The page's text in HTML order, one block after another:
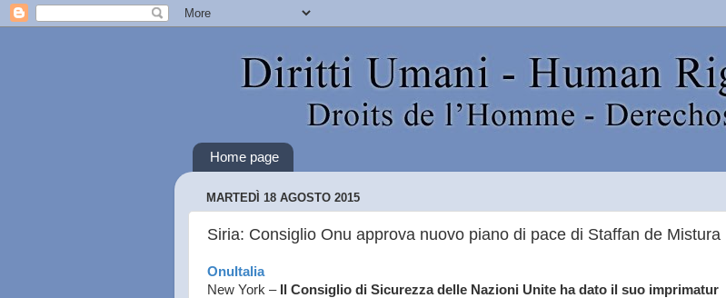
Home page
MARTEDÌ 18 AGOSTO 2015
Siria: Consiglio Onu approva nuovo piano di pace di Staffan de Mistura
OnuItalia
New York –
Il Consiglio di Sicurezza delle Nazioni Unite ha dato il suo imprimatur